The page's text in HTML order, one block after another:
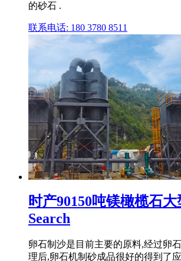
的砂石 .
联系电话: 180 3780 8511
时产90150吨镁橄榄石
Search
卵石制沙是目前主要的原料,经过卵
理后,卵石机制砂成品很好的得到了